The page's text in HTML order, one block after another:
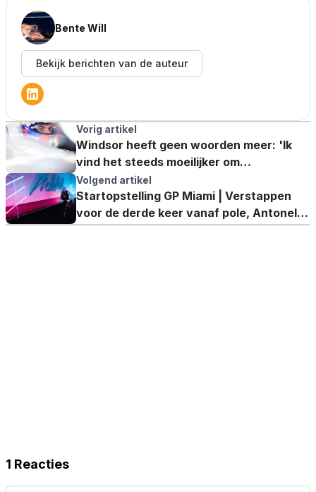
Bente Will
Bekijk berichten van de auteur
Vorig artikel
Windsor heeft geen woorden meer: 'Ik
vind het steeds moeilijker om
Verstappens ronden te beoordelen'
Volgend artikel
Startopstelling GP Miami | Verstappen
voor de derde keer vanaf pole, Antonelli
bezorgt McLaren nadeel
1 Reacties